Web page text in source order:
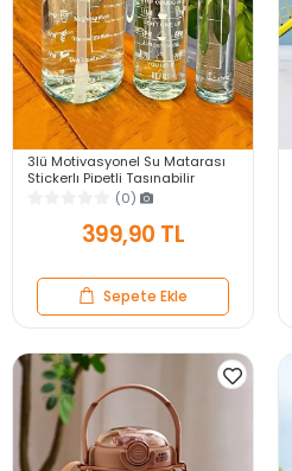
3lü Motivasyonel Su Matarası
Stickerlı Pipetli Taşınabilir
Sızdırmaz Su Şişesi Soft Green
(0)
399,90 TL
Sepete Ekle